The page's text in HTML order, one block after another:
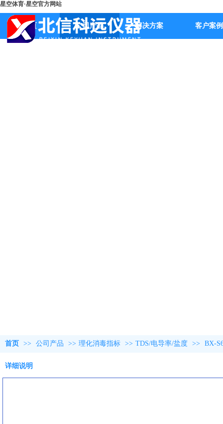
星空体育·星空官方网站
首页 公司产品 解决方案 客户案例
首页 >> 公司产品 >> 理化消毒指标 >> TDS/电导率/盐度 >> BX-
详细说明